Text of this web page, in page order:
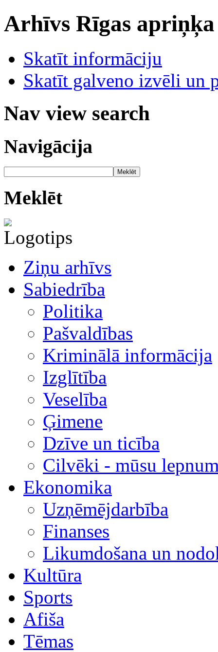
Arhīvs Rīgas
Skatīt informāciju
Skatīt galveno izvēli un
Nav view search
Navigācija
Meklēt
Meklēt
Ziņu arhīvs
Sabiedrība
Politika
Pašvaldības
Kriminālā informācija
Izglītība
Veselība
Ģimene
Dzīve un ticība
Cilvēki - mūsu
Ekonomika
Uzņēmējdarbība
Finanses
Likumdošana un
Kultūra
Sports
Afiša
Tēmas